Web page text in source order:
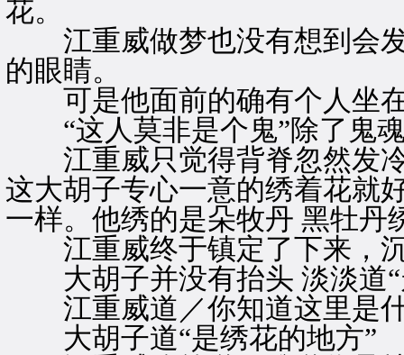
花。
江重威做梦也没有想到会发
的眼睛。
可是他面前的确有个人坐在
“这人莫非是个鬼”除了鬼魂
江重威只觉得背脊忽然发冷
这大胡子专心一意的绣着花就
一样。他绣的是朵牧丹 黑牡丹
江重威终于镇定了下来，沉
大胡子并没有抬头 淡淡道“
江重威道／你知道这里是什
大胡子道“是绣花的地方”